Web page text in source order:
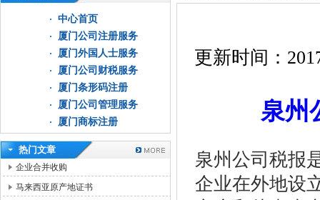
中心首页
厦门公司注册服务
厦门外国人士服务
厦门公司财税服务
厦门条形码注册
厦门公司管理服务
厦门商标注册
热门文章
企业合并收购
马来西亚原产地证书
更新时间：
泉州
泉州公司税报
企业在外地设